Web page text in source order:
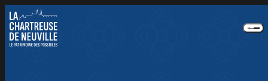
Menu
Créateurs et chercheurs
Aidants et personnes fragilisées
Panneau de gestion des cookies